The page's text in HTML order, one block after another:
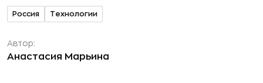
Россия Технологии
Автор:
Анастасия Марьина